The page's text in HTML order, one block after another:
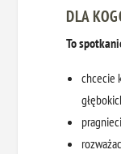
DLA
To
chcecie